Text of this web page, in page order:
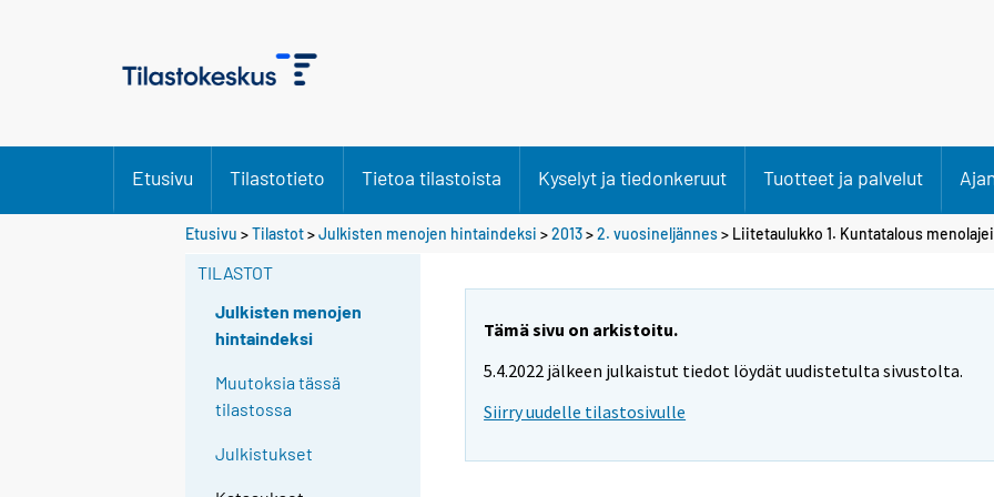
Etusivu Tilastotieto Tietoa tilastoista Kyselyt ja tiedonkeruut Tuotteet ja palvelut
Etusivu >Tilastot>Julkisten menojen hintaindeksi >2013>2. vuosineljännes> Liitetaulukko 1. Kuntatalous
TILASTOT
Julkisten menojen
hintaindeksi
Muutoksia tässä
tilastossa
Julkistukset
Tämä sivu on arkistoitu.
5.4.2022 jälkeen julkaistut tiedot löydät uudistetulta sivustolta.
Siirry uudelle tilastosivulle